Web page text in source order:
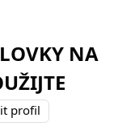
NA
profil